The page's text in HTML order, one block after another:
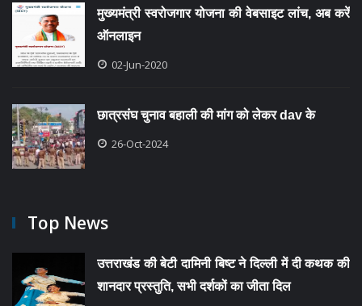
मुख्यमंत्री स्वरोजगार योजना की वेबसाइट लांच, अब करें
ऑनलाइन
02-Jun-2020
छात्रसंघ चुनाव बहाली की मांग को लेकर dav के
26-Oct-2024
Top News
उत्तराखंड की बेटी दामिनी बिष्ट ने दिल्ली में दी कथक की
शानदार प्रस्तुति, सभी दर्शकों का जीता दिल